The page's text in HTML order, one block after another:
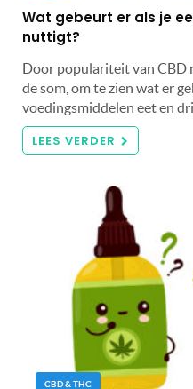
Wat gebeurt er als je
nuttigt?
Door populariteit van CBD
de som, om te zien wat er
voedingsmiddelen eet en
LEES VERDER
CBD & THC